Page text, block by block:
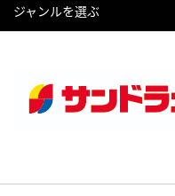
ジャンルを選ぶ